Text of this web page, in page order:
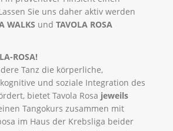
Sie uns daher aktiv werden
WALKS und ​​ TAVOLA ROSA
ROSA!
Tanz die körperliche,
und soziale Integration des
bietet Tavola Rosa jeweils
Tangokurs zusammen mit
im Haus der Krebsliga beider